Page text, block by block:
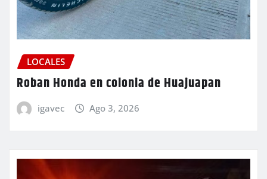
LOCALES
Roban Honda en colonia de Huajuapan
igavec Ago 3, 2026